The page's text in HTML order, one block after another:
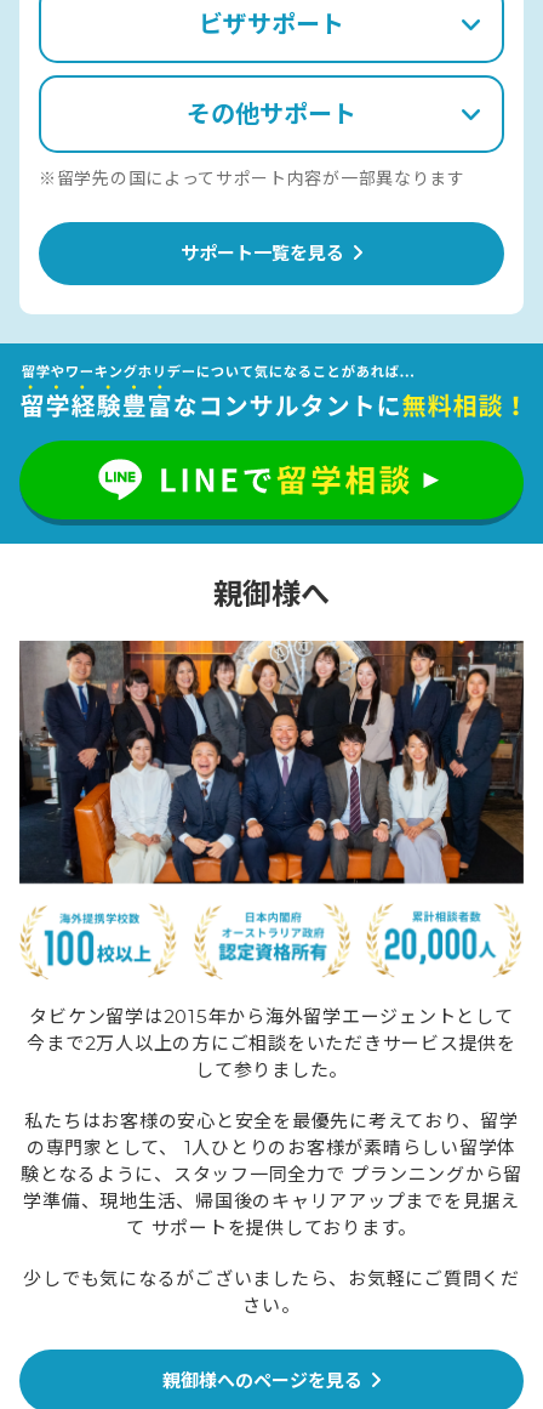
ビザサポート
その他サポート
※留学先の国によってサポート内容が一部異なります
サポート一覧を見る
親御様へ
タビケン留学は2015年から海外留学エージェントとして
今まで2万人以上の方にご相談をいただきサービス提供を
して参りました。
私たちはお客様の安心と安全を最優先に考えており、留学
の専門家として、
1人ひとりのお客様が素晴らしい留学体
験となるように、スタッフ一同全力で プランニングから留
学準備、現地生活、帰国後のキャリアアップまでを見据え
て サポートを提供しております。
少しでも気になるがございましたら、お気軽にご質問くだ
さい。
親御様へのページを見る